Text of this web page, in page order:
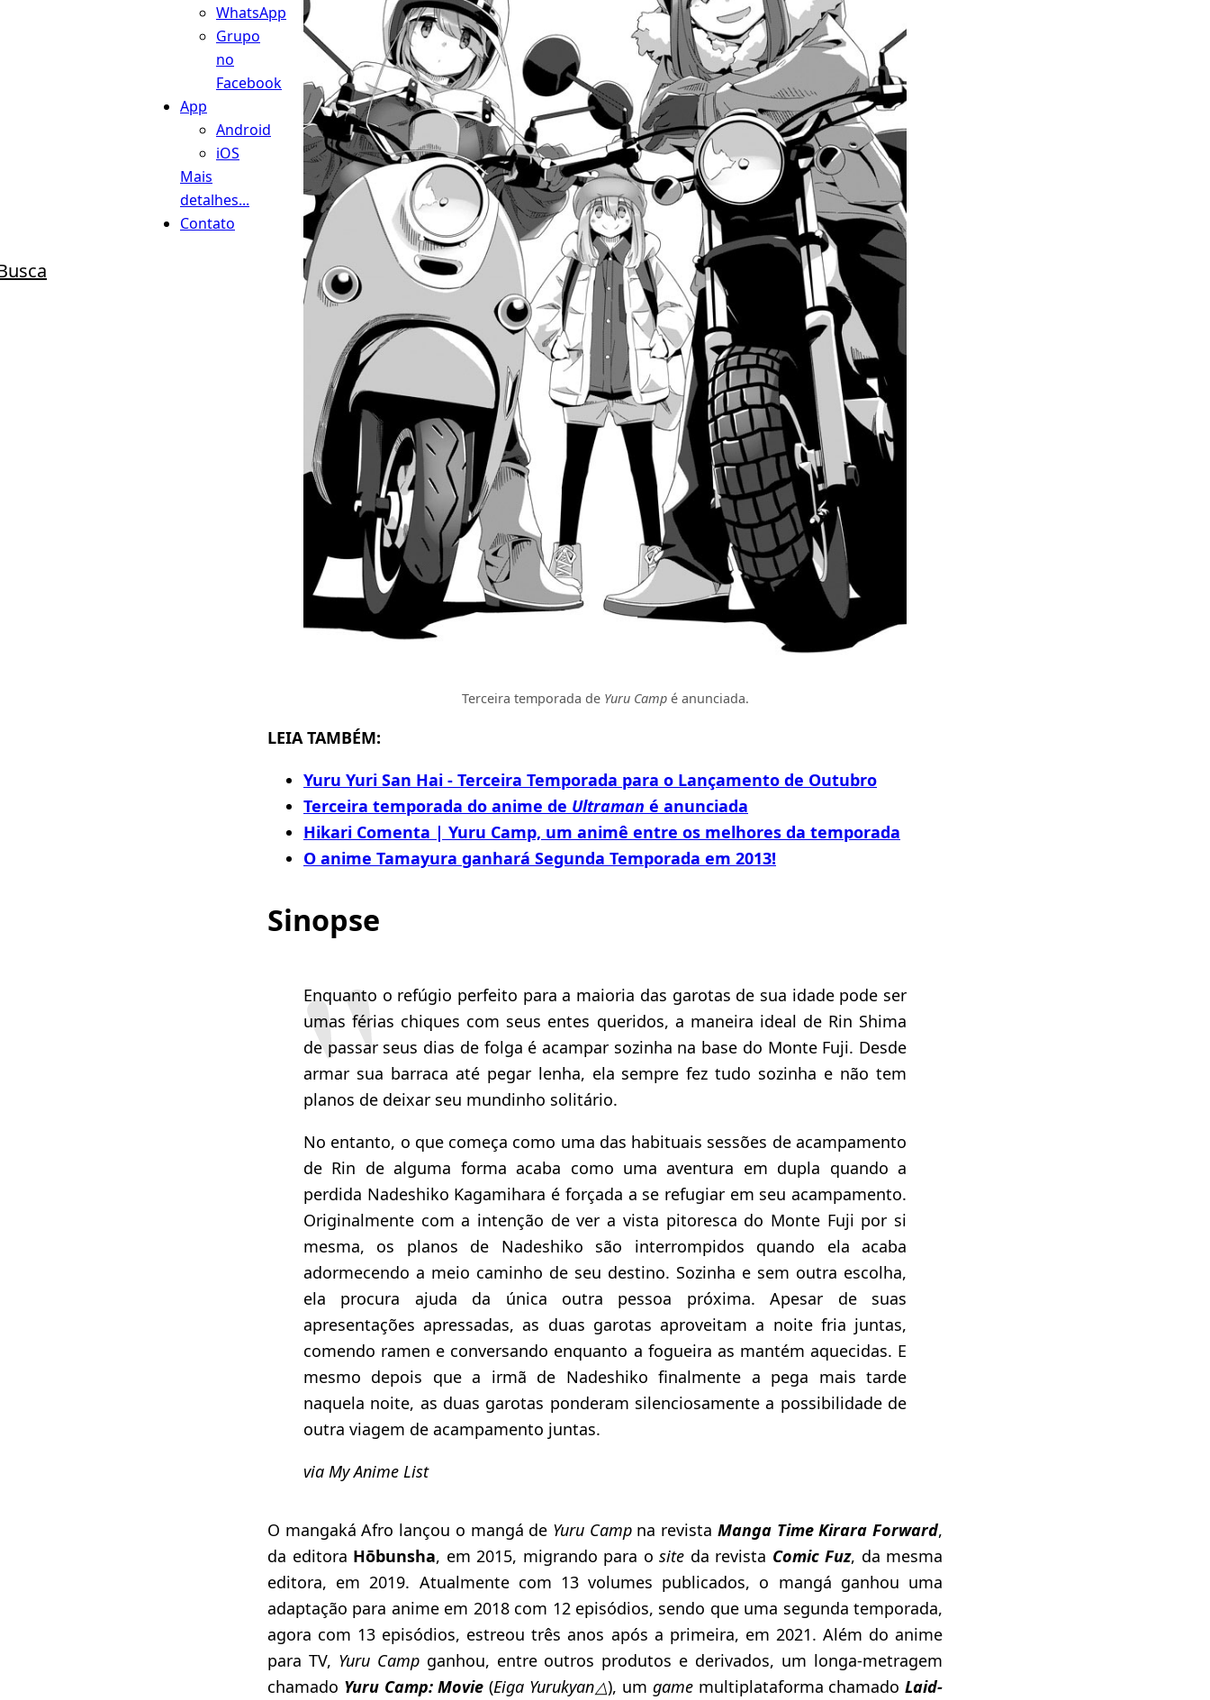
WhatsApp
Grupo
no
Facebook
App
Android
iOS
Mais
detalhes...
Contato
Terceira temporada de Yuru Campé anunciada.
LEIA TAMBÉM:
Yuru Yuri San Hai - Terceira Temporada para o Lançamento de Outubro
Terceira temporada do anime de Ultraman é anunciada
Hikari Comenta | Yuru Camp, um animê entre os melhores da temporada
O anime Tamayura ganhará Segunda Temporada em 2013!
Sinopse
Enquanto o refúgio perfeito para a maioria das garotas de sua idade pode ser
umas férias chiques com seus entes queridos, a maneira ideal de Rin Shima
de passar seus dias de folga é acampar sozinha na base do Monte Fuji. Desde
armar sua barraca até pegar lenha, ela sempre fez tudo sozinha e não tem
planos de deixar seu mundinho solitário.
No entanto, o que começa como uma das habituais sessões de acampamento
de Rin de alguma forma acaba como uma aventura em dupla quando a
perdida Nadeshiko Kagamihara é forçada a se refugiar em seu acampamento.
Originalmente com a intenção de ver a vista pitoresca do Monte Fuji por si
mesma, os planos de Nadeshiko são interrompidos quando ela acaba
adormecendo a meio caminho de seu destino. Sozinha e sem outra escolha,
ela procura ajuda da única outra pessoa próxima. Apesar de suas
apresentações apressadas, as duas garotas aproveitam a noite fria juntas,
comendo ramen e conversando enquanto a fogueira as mantém aquecidas. E
mesmo depois que a irmã de Nadeshiko finalmente a pega mais tarde
naquela noite, as duas garotas ponderam silenciosamente a possibilidade de
outra viagem de acampamento juntas.
via My Anime List
O mangaká Afro lançou o mangá de Yuru Campna revista Manga Time Kirara Forward,
da editora Hōbunsha, em 2015, migrando para o site da revista Comic Fuz, da mesma
editora, em 2019. Atualmente com 13 volumes publicados, o mangá ganhou uma
adaptação para anime em 2018 com 12 episódios, sendo que uma segunda temporada,
agora com 13 episódios, estreou três anos após a primeira, em 2021. Além do anime
para TV, Yuru Campganhou, entre outros produtos e derivados, um longa-metragem
chamado Yuru Camp: Movie (Eiga Yurukyan△), um gamemultiplataforma chamado Laid-